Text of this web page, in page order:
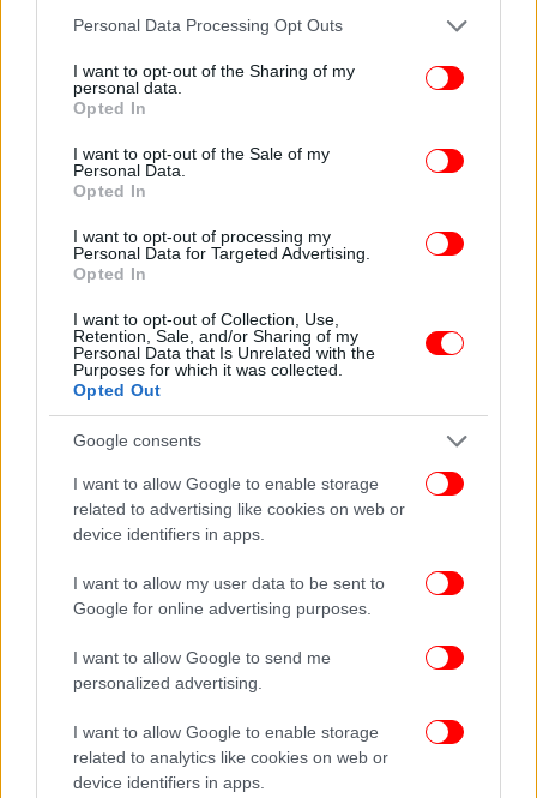
Please note that this website/app uses one or more Google
not limited to your visit or usage behaviour. You may click to
grant or deny consent to Google and its third-party tags to
use your data for below specified purposes in below Google
consent section.
Personal Data Processing Opt Outs
I want to opt-out of the Sharing of my
personal data.
Opted In
I want to opt-out of the Sale of my
Personal Data.
Opted In
I want to opt-out of processing my
Personal Data for Targeted Advertising.
Opted In
I want to opt-out of Collection, Use,
Retention, Sale, and/or Sharing of my
Personal Data that Is Unrelated with the
Purposes for which it was collected.
Opted Out
Google consents
I want to allow Google to enable storage
related to advertising like cookies on web or
device identifiers in apps.
I want to allow my user data to be sent to
Google for online advertising purposes.
I want to allow Google to send me
personalized advertising.
I want to allow Google to enable storage
related to analytics like cookies on web or
device identifiers in apps.
επιβατών του
εξωτερικού, προσελκύοντας περισσότερους από 40.000.000
επισκέπτες